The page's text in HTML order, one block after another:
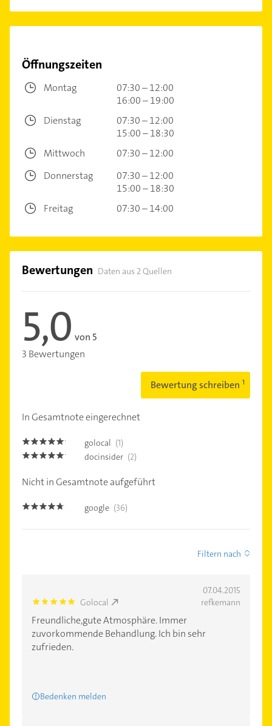
Öffnungszeiten
Montag
07:30 – 12:00
16:00 – 19:00
Dienstag
07:30 – 12:00
15:00 – 18:30
Mittwoch
07:30 – 12:00
Donnerstag
07:30 – 12:00
15:00 – 18:30
Freitag
07:30 – 14:00
Bewertungen Daten aus 2 Quellen
5,0 von 5
3 Bewertungen
Bewertung schreiben
In Gesamtnote eingerechnet
5.0 golocal (1)
5.0 docinsider (2)
Nicht in Gesamtnote aufgeführt
4.6 google (36)
Filtern nach
07.04.2015
5.0 Golocal refkemann
Freundliche,gute Atmosphäre. Immer
zuvorkommende Behandlung. Ich bin sehr
zufrieden.
Bedenken melden